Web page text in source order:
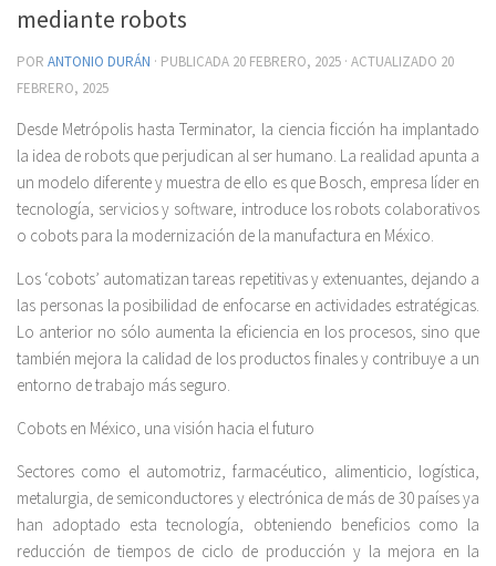
mediante robots
POR ANTONIO DURÁN · PUBLICADA 20 FEBRERO, 2025 · ACTUALIZADO 20
FEBRERO, 2025
Desde Metrópolis hasta Terminator, la ciencia ficción ha implantado
la idea de robots que perjudican al ser humano. La realidad apunta a
un modelo diferente y muestra de ello es que Bosch, empresa líder en
tecnología, servicios y software, introduce los robots colaborativos
o cobots para la modernización de la manufactura en México.
Los ‘cobots’ automatizan tareas repetitivas y extenuantes, dejando a
las personas la posibilidad de enfocarse en actividades estratégicas.
Lo anterior no sólo aumenta la eficiencia en los procesos, sino que
también mejora la calidad de los productos finales y contribuye a un
entorno de trabajo más seguro.
Cobots en México, una visión hacia el futuro
Sectores como el automotriz, farmacéutico, alimenticio, logística,
metalurgia, de semiconductores y electrónica de más de 30 países ya
han adoptado esta tecnología, obteniendo beneficios como la
reducción de tiempos de ciclo de producción y la mejora en la